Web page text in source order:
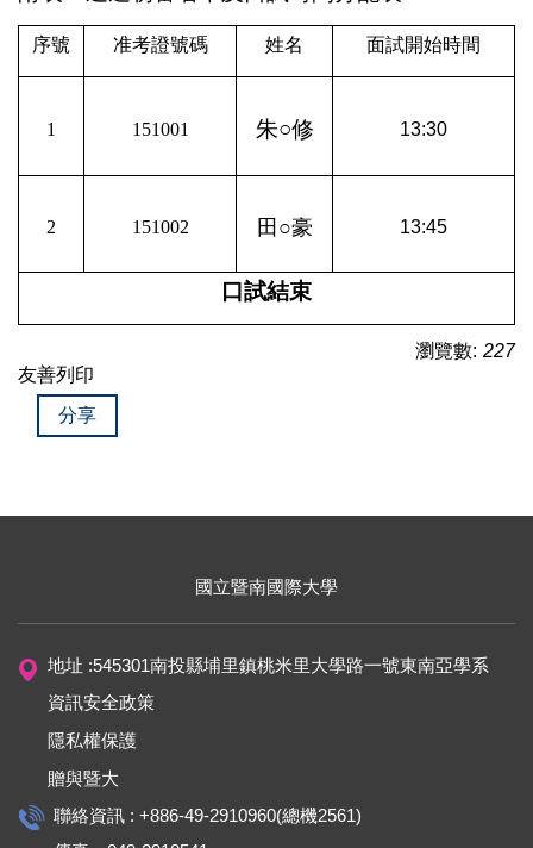
序號 准考證號碼 姓名 面試開始時間
1 151001 朱○修 13:30
2 151002 田○豪 13:45
口試結束
瀏覽數: 227
友善列印
分享
國立暨南國際大學
地址 :545301南投縣埔里鎮桃米里大學路一號東南亞學系
資訊安全政策
隱私權保護
贈與暨大
聯絡資訊 : +886-49-2910960(總機2561)